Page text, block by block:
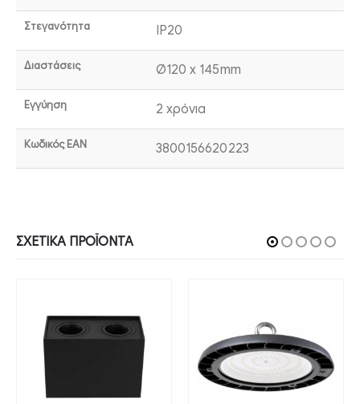
Στεγανότητα IP20
Διαστάσεις Ø120 x 145mm
Εγγύηση 2 χρόνια
Κωδικός EAN 3800156620223
ΣΧΕΤΙΚΆ ΠΡΟΪΌΝΤΑ